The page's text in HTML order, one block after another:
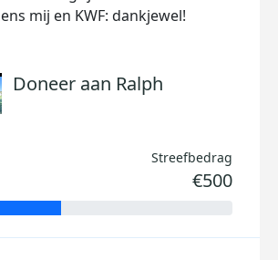
mij en KWF: dankjewel!
Doneer aan Ralph
Streefbedrag
€500